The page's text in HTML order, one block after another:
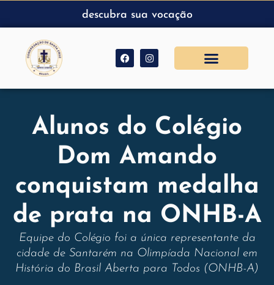
descubra sua vocação
Alunos do Colégio
Dom Amando
conquistam medalha
de prata na ONHB-A
Equipe do Colégio foi a única representante da
cidade de Santarém na Olimpíada Nacional em
História do Brasil Aberta para Todos (ONHB-A)